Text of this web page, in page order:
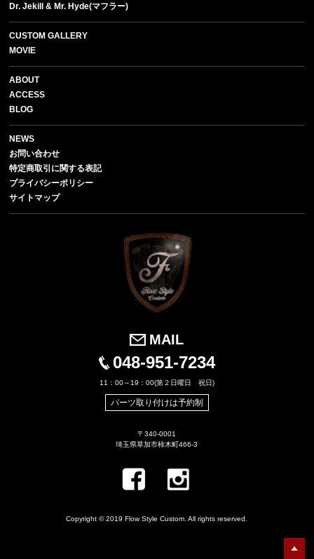
Dr. Jekill & Mr. Hyde(マフラー)
CUSTOM GALLERY
MOVIE
ABOUT
ACCESS
BLOG
NEWS
お問い合わせ
特定商取引に関する表記
プライバシーポリシー
サイトマップ
MAIL
048-951-7234
11：00～19：00(第２日曜日 祝日)
パーツ取り付けは予約制
〒340-0001
埼玉県草加市柿木町466-3
Copyright © 2019 Flow Style Custom. All rights reserved.